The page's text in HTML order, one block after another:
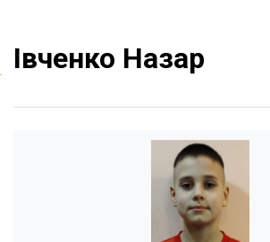
Івченко Назар